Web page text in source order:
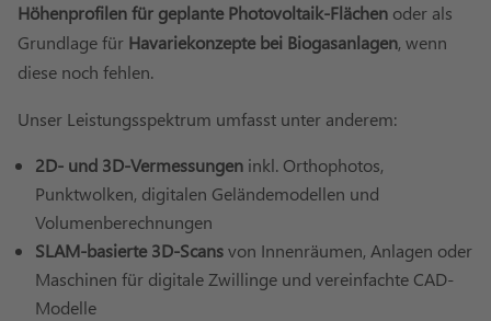
Höhenprofilen für geplante Photovoltaik-Flächen oder als
Grundlage für Havariekonzepte bei Biogasanlagen, wenn
diese noch fehlen.
Unser Leistungsspektrum umfasst unter anderem:
2D- und 3D-Vermessungen inkl. Orthophotos,
Punktwolken, digitalen Geländemodellen und
Volumenberechnungen
SLAM-basierte 3D-Scansvon Innenräumen, Anlagen oder
Maschinen für digitale Zwillinge und vereinfachte CAD-
Modelle